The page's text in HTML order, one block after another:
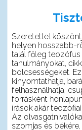
Szeretettel
helyen hosszabb-
talál főleg
tanulmányokat,
bölcsességeket.
kinyomtathatja,
felhasználhatja,
forrásként
írások akár
Az
szomjas és